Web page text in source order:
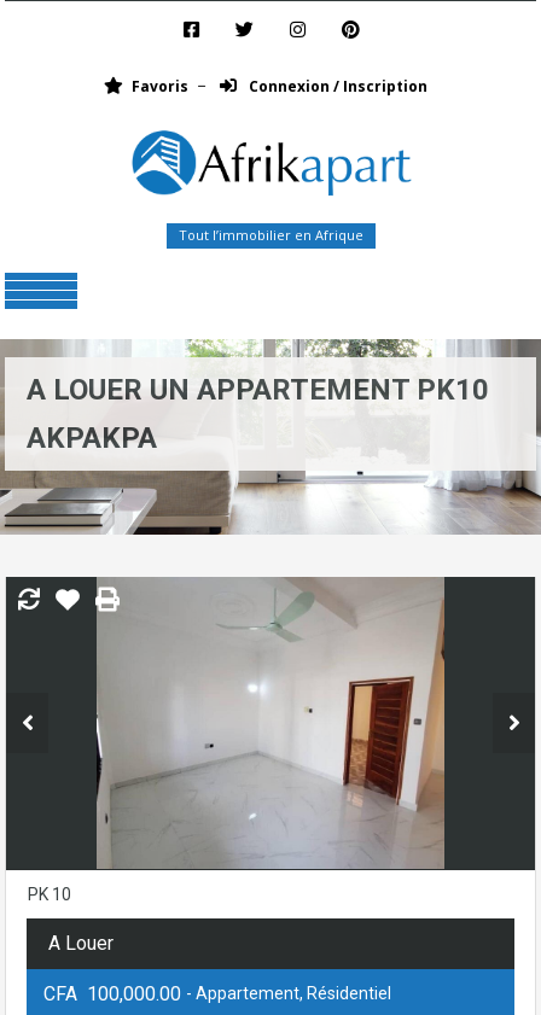
Favoris Connexion / Inscription
Tout l’immobilier en Afrique
A LOUER UN APPARTEMENT PK10
AKPAKPA
PK 10
A Louer
CFA 100,000.00 - Appartement, Résidentiel